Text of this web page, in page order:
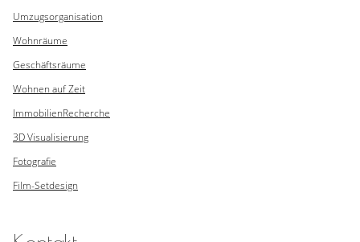
Umzugsorganisation
Wohnräume
Geschäftsräume
Wohnen auf Zeit
ImmobilienRecherche
3D Visualisierung
Fotografie
Film-Setdesign